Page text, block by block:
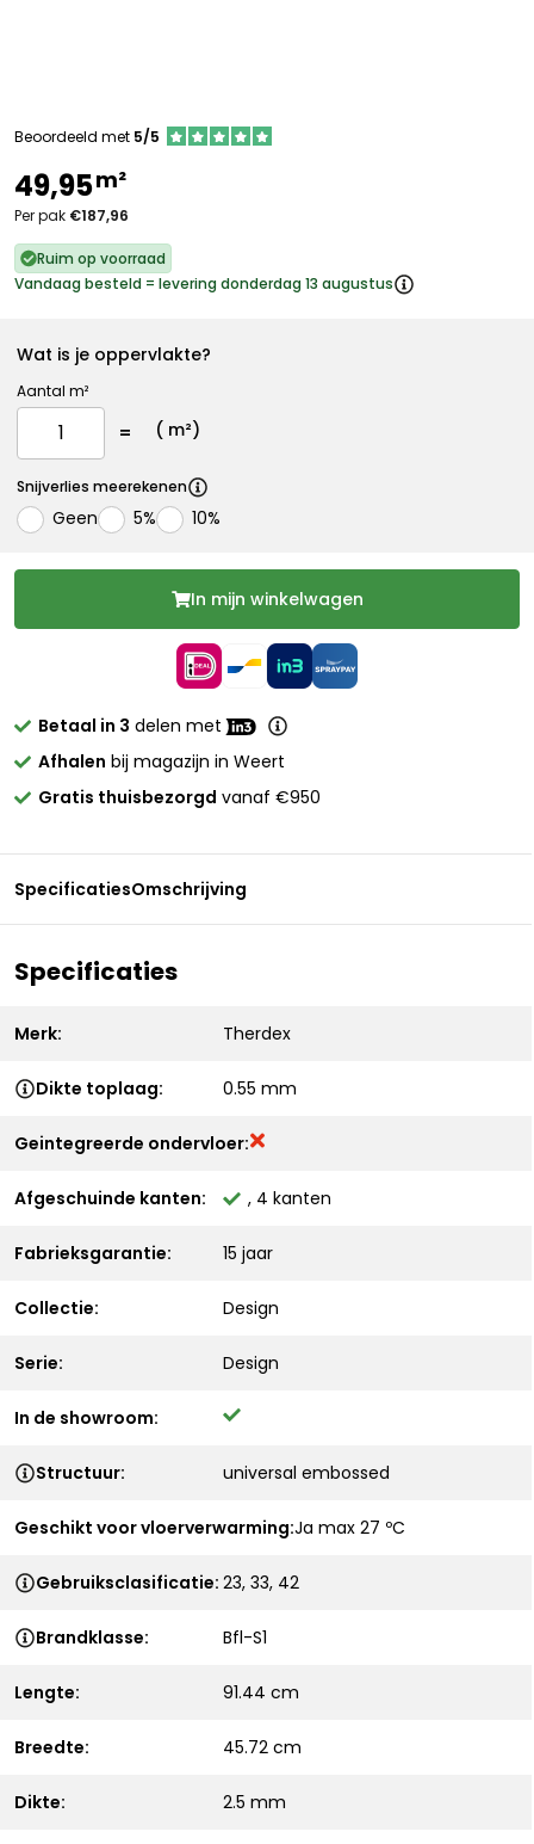
Beoordeeld met 5/5
49,95m²
Per pak €187,96
Ruim op voorraad
Vandaag besteld = levering donderdag 13 augustus
Wat is je oppervlakte?
Aantal m²
( m²)
Snijverlies meerekenen
Geen 5% 10%
In mijn winkelwagen
Betaal in 3 delen met
Afhalen bij magazijn in Weert
Gratis thuisbezorgd vanaf €950
SpecificatiesOmschrijving
Specificaties
Merk: Therdex
Dikte toplaag: 0.55 mm
Geintegreerde ondervloer:
Afgeschuinde kanten: , 4 kanten
Fabrieksgarantie: 15 jaar
Collectie: Design
Serie: Design
In de showroom:
Structuur: universal embossed
Geschikt voor vloerverwarming:Ja max 27 ºC
Gebruiksclasificatie: 23, 33, 42
Brandklasse: Bfl-S1
Lengte: 91.44 cm
Breedte: 45.72 cm
Dikte: 2.5 mm